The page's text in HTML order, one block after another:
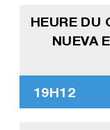
HEURE DU
NUEVA
19H12